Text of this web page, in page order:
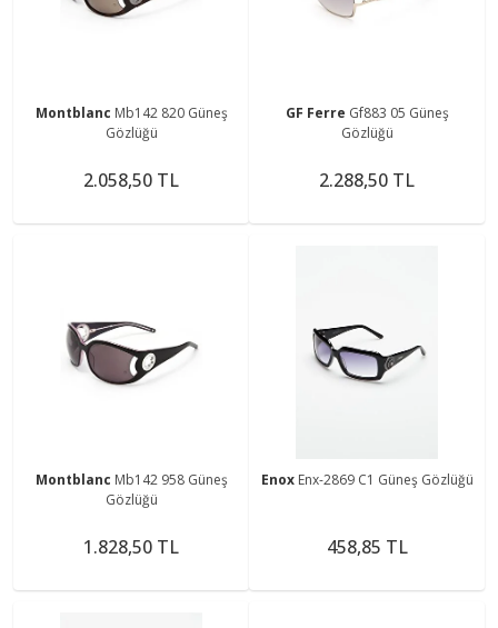
Montblanc Mb142 820 Güneş
Gözlüğü
2.058,50 TL
GF Ferre Gf883 05 Güneş
Gözlüğü
2.288,50 TL
Montblanc Mb142 958 Güneş
Gözlüğü
1.828,50 TL
Enox Enx-2869 C1 Güneş Gözlüğü
458,85 TL